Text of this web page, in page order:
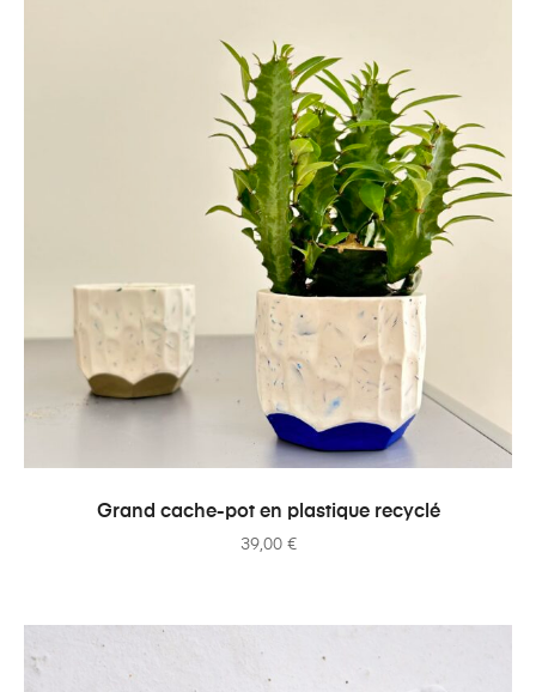
AJOUTER AU PANIER
Grand cache-pot en plastique recyclé
39,00 €